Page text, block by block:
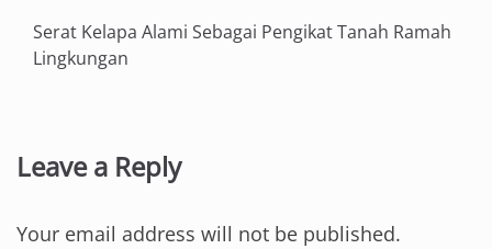
Serat Kelapa Alami Sebagai Pengikat Tanah Ramah
Lingkungan
Leave a Reply
Your email address will not be published.